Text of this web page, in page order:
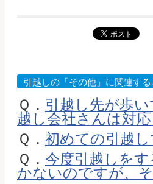
引越しの「その他」に関連す
Ｑ． 引越し先が歩
越し会社さんは対
Ｑ． 初めての引越
Ｑ． 今度引越しを
かないのですが、